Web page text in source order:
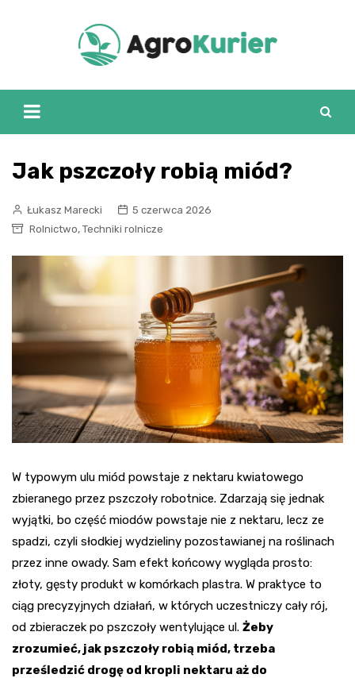
Jak pszczoły robią miód?
Łukasz Marecki
5 czerwca 2026
Rolnictwo, Techniki rolnicze
W typowym ulu miód powstaje z nektaru kwiatowego
zbieranego przez pszczoły robotnice. Zdarzają się jednak
wyjątki, bo część miodów powstaje nie z nektaru, lecz ze
spadzi, czyli słodkiej wydzieliny pozostawianej na roślinach
przez inne owady. Sam efekt końcowy wygląda prosto:
złoty, gęsty produkt w komórkach plastra. W praktyce to
ciąg precyzyjnych działań, w których uczestniczy cały rój,
od zbieraczek po pszczoły wentylujące ul. Żeby
zrozumieć, jak pszczoły robią miód, trzeba
prześledzić drogę od kropli nektaru aż do